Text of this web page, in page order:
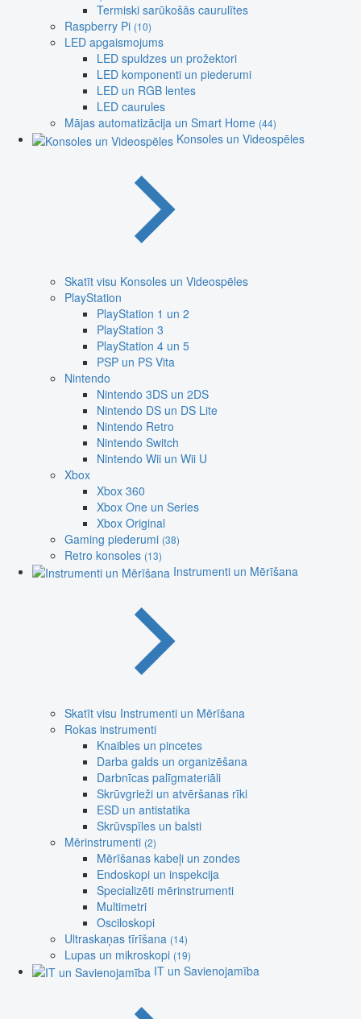
Termiski sarūkošās caurulītes
Raspberry Pi (10)
LED apgaismojums
LED spuldzes un prožektori
LED komponenti un piederumi
LED un RGB lentes
LED caurules
Mājas automatizācija un Smart Home (44)
Konsoles un Videospēles
Skatīt visu Konsoles un Videospēles
PlayStation
PlayStation 1 un 2
PlayStation 3
PlayStation 4 un 5
PSP un PS Vita
Nintendo
Nintendo 3DS un 2DS
Nintendo DS un DS Lite
Nintendo Retro
Nintendo Switch
Nintendo Wii un Wii U
Xbox
Xbox 360
Xbox One un Series
Xbox Original
Gaming piederumi (38)
Retro konsoles (13)
Instrumenti un Mērīšana
Skatīt visu Instrumenti un Mērīšana
Rokas instrumenti
Knaibles un pincetes
Darba galds un organizēšana
Darbnīcas palīgmateriāli
Skrūvgrieži un atvēršanas rīki
ESD un antistatika
Skrūvspīles un balsti
Mērinstrumenti (2)
Mērīšanas kabeļi un zondes
Endoskopi un inspekcija
Specializēti mērinstrumenti
Multimetri
Osciloskopi
Ultraskaņas tīrīšana (14)
Lupas un mikroskopi (19)
IT un Savienojamība